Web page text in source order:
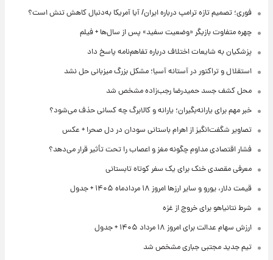
فوری؛ تصمیم تازه ترامپ درباره ایران/ آیا آمریکا به‌دنبال کاهش تنش است؟
چهره متفاوت بازیگر «وضعیت سفید» پس از سال‌ها + فیلم
پزشکیان به شایعات اختلاف درباره تفاهم‌نامه پاسخ داد
استقلال و تراکتور در آستانه آسیا؛ مشکل بزرگ میزبانی حل نشد
محل کشف جسد حمیدرضا رجب‌زاده مشخص شد
خبر مهم برای یارانه‌بگیران؛ یارانه و کالابرگ چه کسانی حذف می‌شود؟
تصاویر شگفت‌انگیز از اهرام باستانی سودان در دل صحرا + عکس
فشار اقتصادی مداوم چگونه مغز و اعصاب را تحت تأثیر قرار می‌دهد؟
معرفی مقصدی خنک برای یک سفر کوتاه تابستانی
قیمت دلار، یورو و سایر ارزها امروز ۱۸ مردادماه ۱۴۰۵ + جدول
شرط نتانیاهو برای خروج از غزه
ارزش سهام عدالت برای امروز ۱۸ مرداد ۱۴۰۵ + جدول
تیم جدید مجتبی جباری مشخص شد